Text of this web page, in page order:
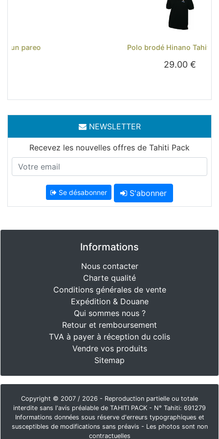
Polo brodé Hinano Tahiti - Noir
Previous Next
NEWSLETTER
Recevez les nouvelles offres de Tahiti Pack
Se désabonner S'abonner
Informations
Nous contacter
Charte qualité
Conditions générales de vente
Expédition & Douane
Qui sommes nous ?
Retour et remboursement
TVA à payer à réception du colis
Vendre vos produits
Sitemap
Copyright © 2007 / 2026 - Reproduction partielle ou totale
interdite sans l'avis préalable de TAHITI PACK - N° Tahiti: 691279
Informations données sous réserve d'erreurs typographiques et
susceptibles de modifications sans préavis - Les photos sont non
contractuelles